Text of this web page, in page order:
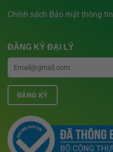
Chính sách Bảo mật thông tin
ĐĂNG KÝ ĐẠI LÝ